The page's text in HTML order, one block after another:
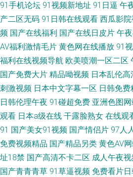
91手机论坛 91视频新地址 91日逼 午
产二区无码 91日韩在线观看 西瓜影
频 国产在线福利 国产在线日皮片 午
AV福利激情毛片 黄色网在线播放 91
福利在线视频导航 欧美喷潮一区二区
国产免费大片 精品呦视频 日本乱伦高
刺激视频 日本中文字幕一区 日韩免费
日韩伦理午夜 91碰超免费 亚洲色图
观看 日本a级在线 干露脸熟女 在线观
91 国产美女91视频 国产情侣片 97人
免费视频精品 国产精品另类 黄色AV
址18禁 国产高清不卡二区 成人午夜
国产青青青草 91草逼视频 免费看片